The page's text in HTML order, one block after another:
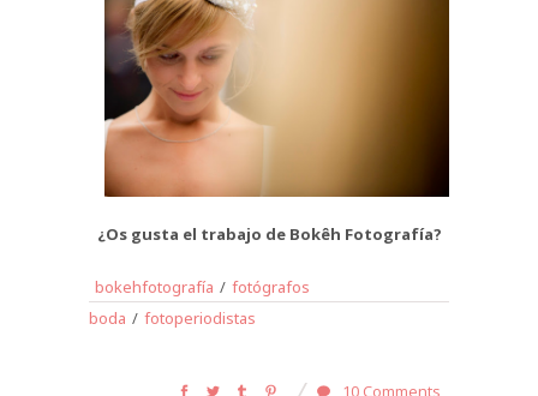
¿Os gusta el trabajo de Bokêh Fotografía?
bokehfotografía / fotógrafos
boda / fotoperiodistas
10 Comments